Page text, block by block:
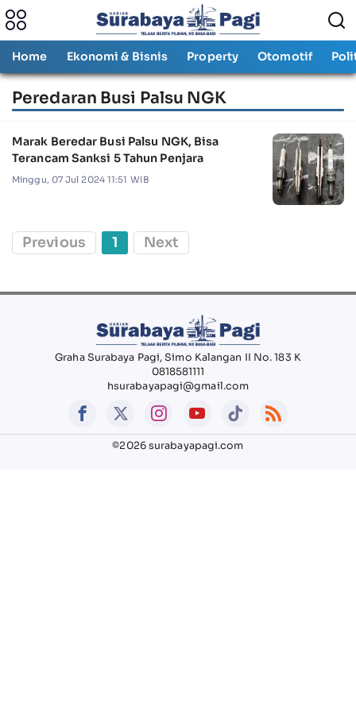
Home Ekonomi & Bisnis Property Otomotif
Peredaran Busi Palsu NGK
Marak Beredar Busi Palsu NGK, Bisa
Terancam Sanksi 5 Tahun Penjara
Minggu, 07 Jul 2024 11:51 WIB
Previous 1 Next
Graha Surabaya Pagi, Simo Kalangan II No. 183 K
0818581111
hsurabayapagi@gmail.com
©2026 surabayapagi.com